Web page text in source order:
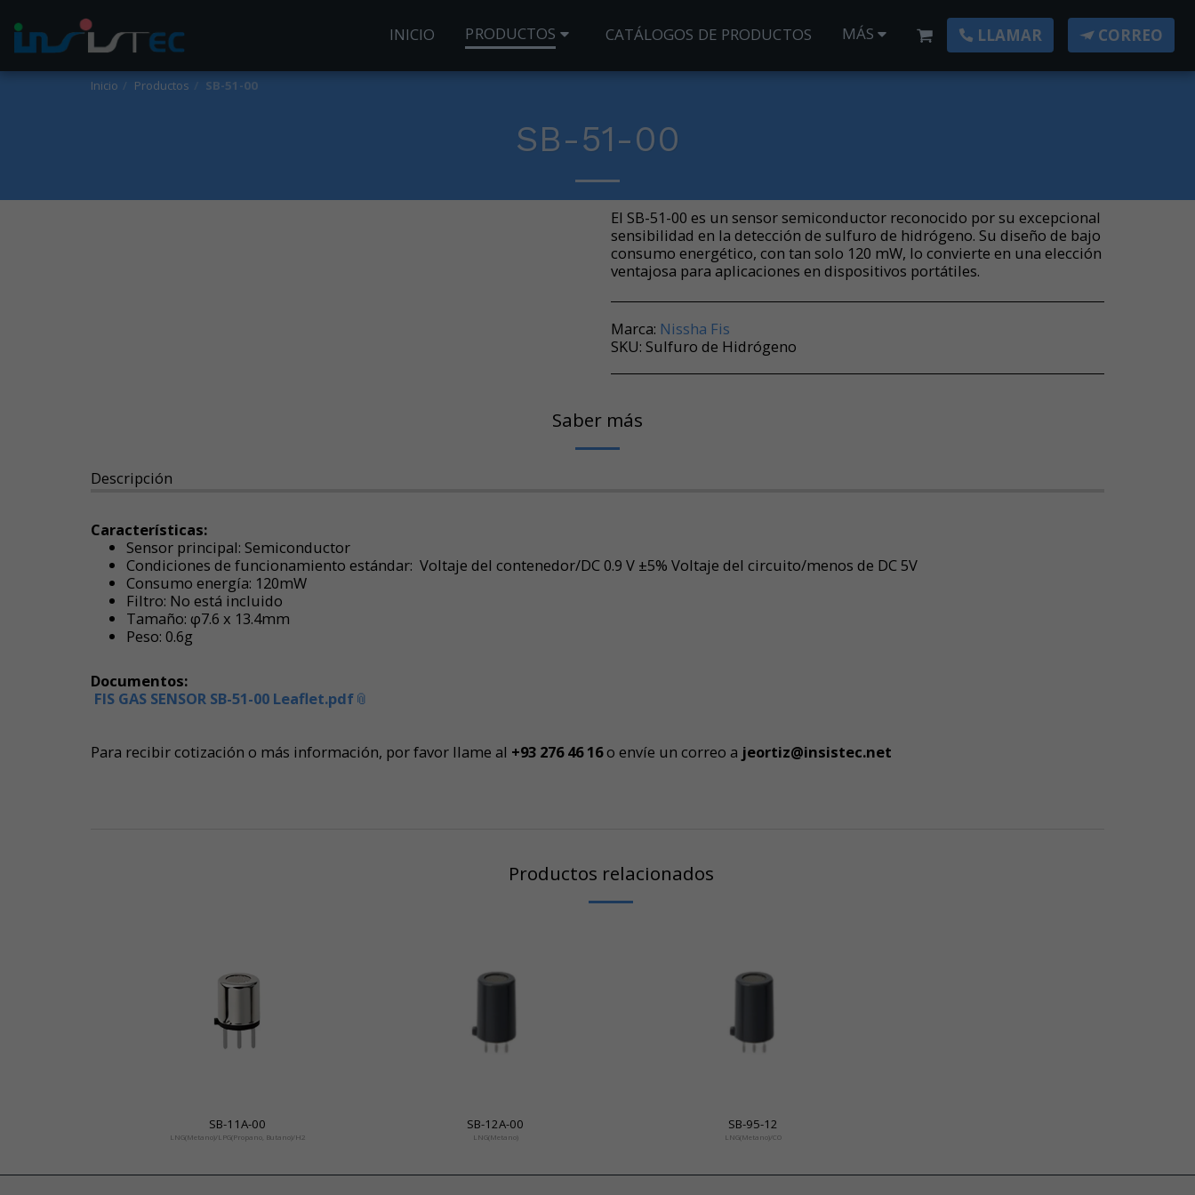
INICIO PRODUCTOS CATÁLOGOS DE PRODUCTOS MÁS LLAMAR CORREO
Inicio Productos SB-51-00
SB-51-00
El SB-51-00 es un sensor semiconductor reconocido por su excepcional
sensibilidad en la detección de sulfuro de hidrógeno. Su diseño de bajo
consumo energético, con tan solo 120 mW, lo convierte en una elección
ventajosa para aplicaciones en dispositivos portátiles.
Marca: Nissha Fis
SKU: Sulfuro de Hidrógeno
Saber más
Descripción
Características:
Sensor principal: Semiconductor
Condiciones de funcionamiento estándar: Voltaje del contenedor/DC 0.9 V ±5% Voltaje del circuito/menos de DC 5V
Consumo energía: 120mW
Filtro: No está incluido
Tamaño: φ7.6 x 13.4mm
Peso: 0.6g
Documentos:
FIS GAS SENSOR SB-51-00 Leaflet.pdf
Para recibir cotización o más información, por favor llame al +93 276 46 16o envíe un correo a jeortiz@insistec.net
Productos relacionados
SB-11A-00
LNG(Metano)/LPG(Propano, Butano)/H2
SB-12A-00
LNG(Metano)
SB-95-12
LNG(Metano)/CO